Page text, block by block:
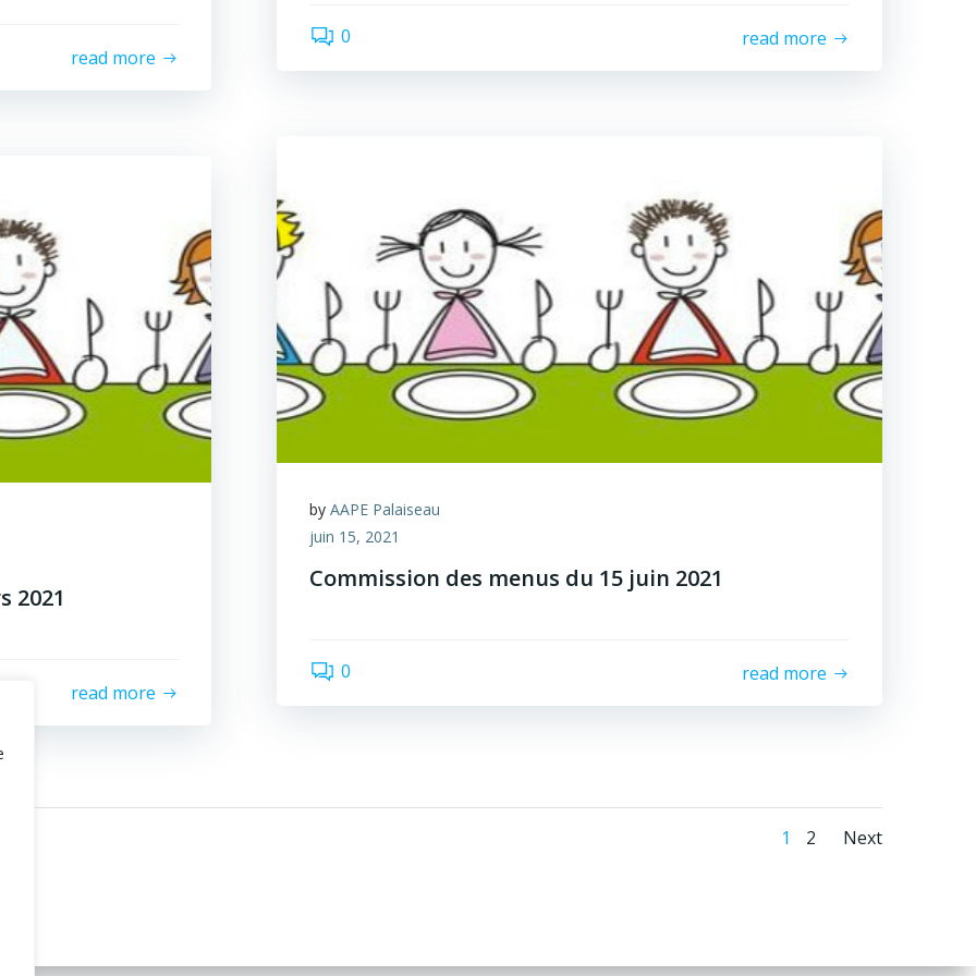
0
read more
read more
by AAPE Palaiseau
juin 15, 2021
Commission des menus du 15 juin 2021
0 read more
2021
read more
Posts
Page
1 Page
2
Posts
Next